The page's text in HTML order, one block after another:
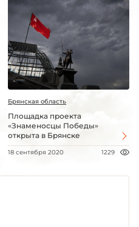
Брянская область
Площадка проекта
«Знаменосцы Победы»
открыта в Брянске
18 сентября 2020 1229